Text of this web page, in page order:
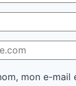
mon e-mail